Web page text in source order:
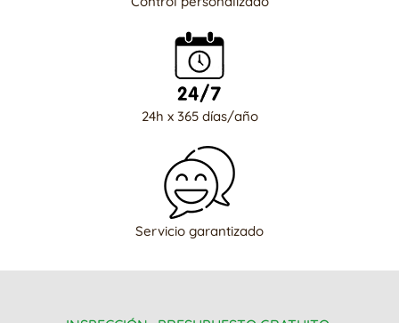
24h x 365 días/año
Servicio garantizado